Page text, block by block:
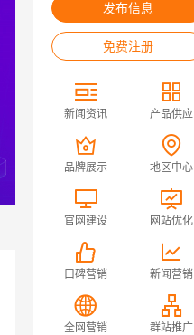
发布信息
免费注册
新闻资讯 产品供应
品牌展示 地区中心
官网建设 网站优化
口碑营销 新闻营销
全网营销 群站推广